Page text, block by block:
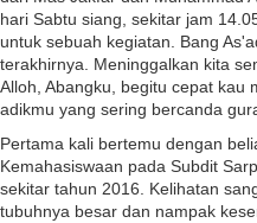
hari Sabtu siang, sekitar jam
untuk sebuah kegiatan. Bang
terakhirnya. Meninggalkan kita
Alloh, Abangku, begitu cepat kau
adikmu yang sering bercanda
Pertama kali bertemu dengan
Kemahasiswaan pada Subdit
sekitar tahun 2016. Kelihatan
tubuhnya besar dan nampak